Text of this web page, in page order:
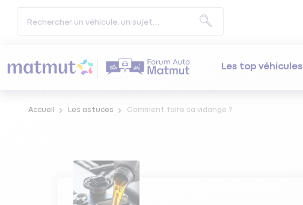
Les top véhicules
Accueil Les astuces Comment faire sa vidange ?